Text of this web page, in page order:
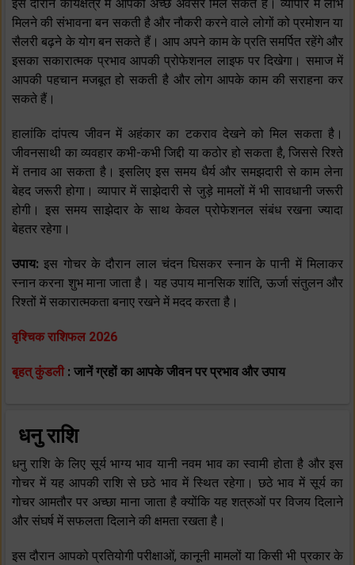
इस दौरान कार्यक्षेत्र में आपको अच्छे अवसर मिल सकते हैं। व्यापार में लाभ
मिलने की संभावना बन सकती है और नौकरी करने वाले लोगों को प्रमोशन या
सैलरी बढ़ने के योग बन सकते हैं। आप अपने काम के प्रति समर्पित रहेंगे और
इसका सकारात्मक प्रभाव आपकी प्रोफेशनल लाइफ पर दिखेगा। समाज में
आपकी पहचान मजबूत हो सकती है और लोग आपके काम की सराहना कर
सकते हैं।
हालांकि दांपत्य जीवन में अहंकार का टकराव देखने को मिल सकता है।
जीवनसाथी का व्यवहार कभी-कभी जिद्दी या कठोर हो सकता है, जिससे रिश्ते
में तनाव आ सकता है। इसलिए इस समय धैर्य और समझदारी से काम लेना
बेहद जरूरी होगा। व्यापार में साझेदारी से जुड़े मामलों में भी सावधानी जरूरी
होगी। इस समय साझेदार के साथ केवल प्रोफेशनल संबंध रखना ज्यादा
बेहतर रहेगा।
उपाय:इस गोचर के दौरान लाल चंदन घिसकर स्नान के पानी में मिलाकर
स्नान करना शुभ माना जाता है। यह उपाय मानसिक शांति, ऊर्जा संतुलन और
रिश्तों में सकारात्मकता बनाए रखने में मदद करता है।
वृश्चिक राशिफल 2026
बृहत् कुंडली : जानें ग्रहों का आपके जीवन पर प्रभाव और उपाय
धनु राशि
धनु राशि के लिए सूर्य भाग्य भाव यानी नवम भाव का स्वामी होता है और इस
गोचर में यह आपकी राशि से छठे भाव में स्थित रहेगा। छठे भाव में सूर्य का
गोचर आमतौर पर अच्छा माना जाता है क्योंकि यह शत्रुओं पर विजय दिलाने
और संघर्ष में सफलता दिलाने की क्षमता रखता है।
इस दौरान आपको प्रतियोगी परीक्षाओं, कानूनी मामलों या किसी भी प्रकार के